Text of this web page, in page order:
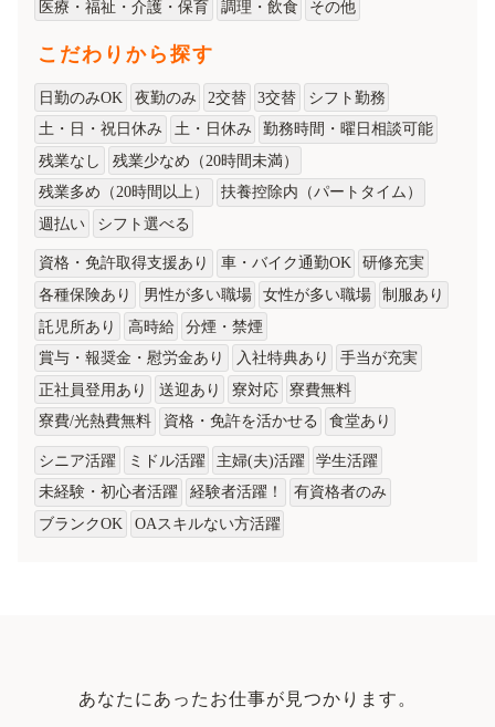
医療・福祉・介護・保育
調理・飲食 その他
こだわりから探す
日勤のみOK 夜勤のみ 2交替 3交替
シフト勤務
土・日・祝日休み
土・日休み
勤務時間・曜日相談可能
残業なし
残業少なめ（20時間未満）
残業多め（20時間以上）
扶養控除内（パートタイム）
週払い
シフト選べる
資格・免許取得支援あり 車・バイク通勤OK
研修充実
各種保険あり
男性が多い職場 女性が多い職場
制服あり
託児所あり
高時給
分煙・禁煙
賞与・報奨金・慰労金あり
入社特典あり
手当が充実
正社員登用あり
送迎あり 寮対応
寮費無料
寮費/光熱費無料
資格・免許を活かせる 食堂あり
シニア活躍 ミドル活躍 主婦(夫)活躍
学生活躍
未経験・初心者活躍
経験者活躍！
有資格者のみ
ブランクOK
OAスキルない方活躍
あなたにあったお仕事が見つかります。